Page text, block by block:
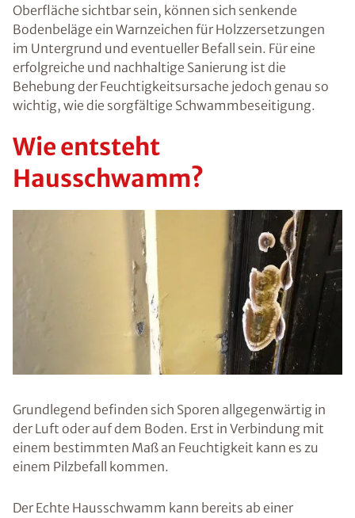
Oberfläche sichtbar sein, können sich senkende
Bodenbeläge ein Warnzeichen für Holzzersetzungen
im Untergrund und eventueller Befall sein. Für eine
erfolgreiche und nachhaltige Sanierung ist die
Behebung der Feuchtigkeitsursache jedoch genau so
wichtig, wie die sorgfältige Schwammbeseitigung.
Wie entsteht
Hausschwamm?
Grundlegend befinden sich Sporen allgegenwärtig in
der Luft oder auf dem Boden. Erst in Verbindung mit
einem bestimmten Maß an Feuchtigkeit kann es zu
einem Pilzbefall kommen.
Der Echte Hausschwamm kann bereits ab einer